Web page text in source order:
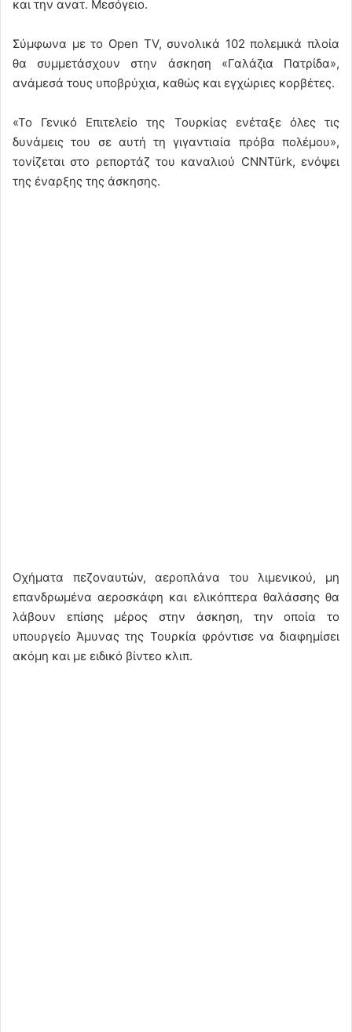
και την ανατ. Μεσόγειο.
Σύμφωνα με το Open TV, συνολικά 102 πολεμικά πλοία
θα συμμετάσχουν στην άσκηση «Γαλάζια Πατρίδα»,
ανάμεσά τους υποβρύχια, καθώς και εγχώριες κορβέτες.
«Το Γενικό Επιτελείο της Τουρκίας ενέταξε όλες τις
δυνάμεις του σε αυτή τη γιγαντιαία πρόβα πολέμου»,
τονίζεται στο ρεπορτάζ του καναλιού CNNTürk, ενόψει
της έναρξης της άσκησης.
Οχήματα πεζοναυτών, αεροπλάνα του λιμενικού, μη
επανδρωμένα αεροσκάφη και ελικόπτερα θαλάσσης θα
λάβουν επίσης μέρος στην άσκηση, την οποία το
υπουργείο Άμυνας της Τουρκία φρόντισε να διαφημίσει
ακόμη και με ειδικό βίντεο κλιπ.